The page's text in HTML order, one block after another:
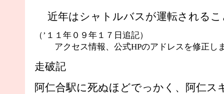
近年はシャトルバスが運転される
（’１１年０９年１７日追記）
アクセス情報、公式HPのアドレスを修正し
走破記
阿仁合駅に死ぬほどでっかく、阿仁ス